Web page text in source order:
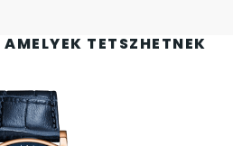
TETSZHETNEK